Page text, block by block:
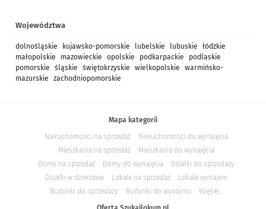
Województwa
dolnośląskie kujawsko-pomorskie lubelskie lubuskie
łódzkie
małopolskie
mazowieckie opolskie podkarpackie
podlaskie
pomorskie
śląskie świętokrzyskie wielkopolskie
warmińsko-
mazurskie
zachodniopomorskie
Mapa kategorii
Nieruchomości na sprzedaż
Nieruchomości do wynajęcia
Mieszkania na sprzedaż
Mieszkania do wynajęcia
Domy na sprzedaż
Domy do wynajęcia
Działki do sprzedaży
Działki w dzierżawe
Lokale na sprzedaż
Lokale wynajem
Budynki do sprzedaży
Budynki do wynajmu
Więcej...